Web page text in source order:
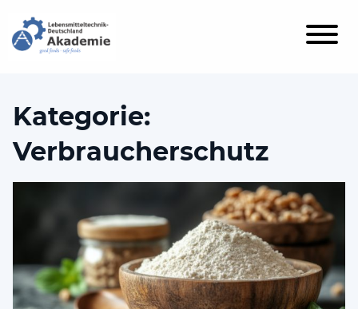
Kategorie:
Verbraucherschutz